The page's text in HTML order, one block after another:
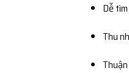
Dễ
Thu